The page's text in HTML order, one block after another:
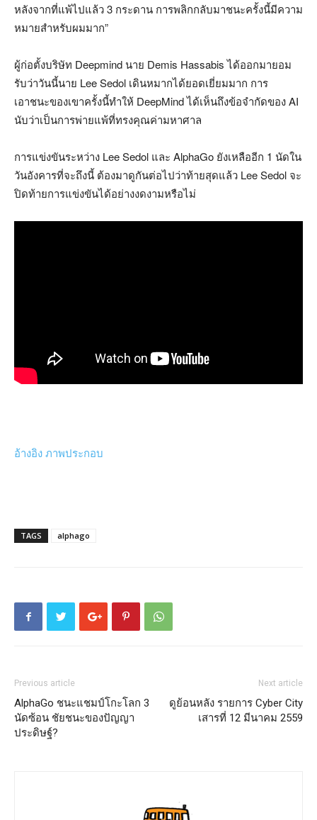
หลังจากที่แพ้ไปแล้ว 3 กระดาน การพลิกกลับมาชนะครั้งนี้มีความ
หมายสำหรับผมมาก”
ผู้ก่อตั้งบริษัท Deepmind นาย Demis Hassabis ได้ออกมายอม
รับว่าวันนี้นาย Lee Sedol เดินหมากได้ยอดเยี่ยมมาก การ
เอาชนะของเขาครั้งนี้ทำให้ DeepMind ได้เห็นถึงข้อจำกัดของ AI
นับว่าเป็นการพ่ายแพ้ที่ทรงคุณค่ามหาศาล
การแข่งขันระหว่าง Lee Sedol และ AlphaGo ยังเหลืออีก 1 นัดใน
วันอังคารที่จะถึงนี้ ต้องมาดูกันต่อไปว่าท้ายสุดแล้ว Lee Sedol จะ
ปิดท้ายการแข่งขันได้อย่างงดงามหรือไม่
อ้างอิงภาพประกอบ
TAGS alphago
Previous article
AlphaGo ชนะแชมป์โกะโลก 3
นัดซ้อน ชัยชนะของปัญญา
ประดิษฐ์?
Next article
ดูย้อนหลัง รายการ Cyber City
เสารที่ 12 มีนาคม 2559